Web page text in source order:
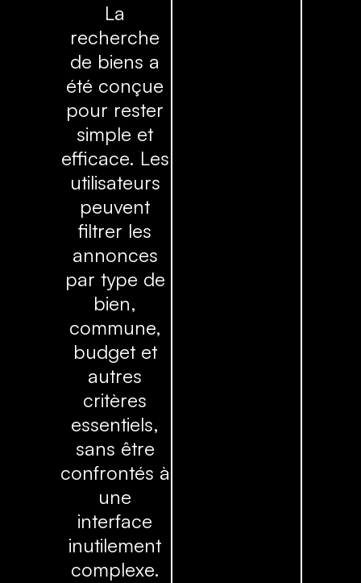
La
recherche
de biens a
été conçue
pour rester
simple et
efficace. Les
utilisateurs
peuvent
filtrer les
annonces
par type de
bien,
commune,
budget et
autres
critères
essentiels,
sans être
confrontés à
une
interface
inutilement
complexe.